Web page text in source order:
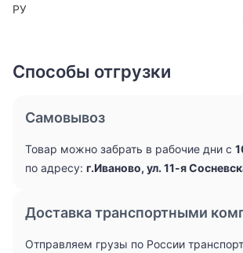
РУ
Способы отгрузки
Самовывоз
Товар можно забрать в рабочие дни с
по адресу: г.Иваново, ул. 11-я
Доставка транспортными
Отправляем грузы по России